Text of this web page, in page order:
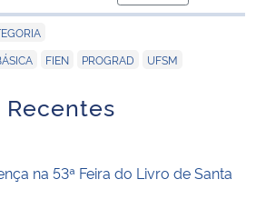
para área de
FIEN PROGRAD UFSM
na 53ª Feira do Livro de Santa